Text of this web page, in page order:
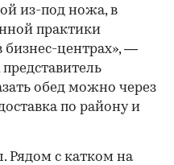
из-под ножа, в
практики
бизнес-центрах», —
обед можно через
по району и
Рядом с катком на